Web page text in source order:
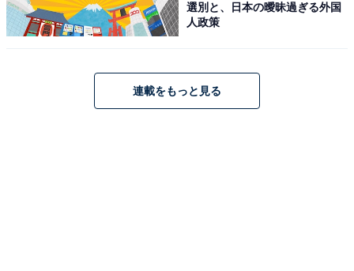
選別と、日本の曖昧過ぎる外国
人政策
連載をもっと見る